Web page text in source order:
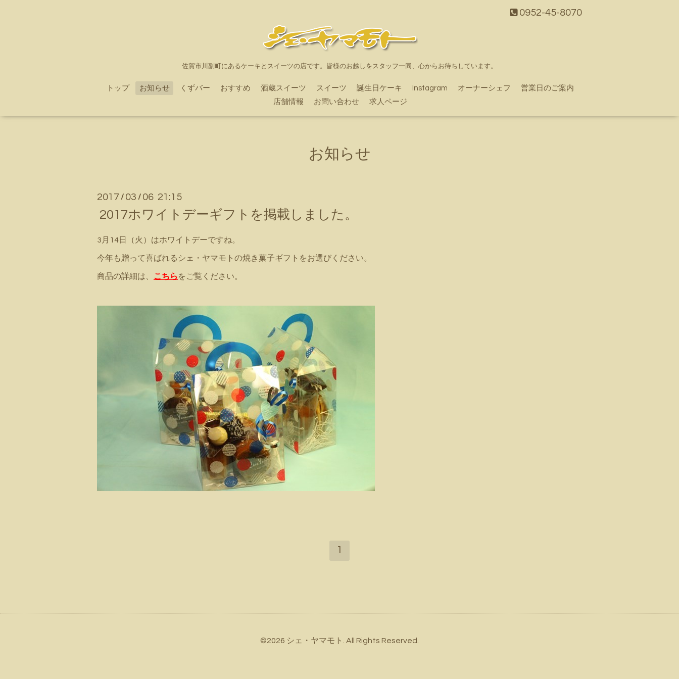
0952-45-8070
佐賀市川副町にあるケーキとスイーツの店です。皆様のお越しをスタッフ一同、心からお待ちしています。
トップ お知らせ くずバー おすすめ 酒蔵スイーツ スイーツ 誕生日ケーキ Instagram オーナーシェフ
営業日のご案内
店舗情報
お問い合わせ 求人ページ
お知らせ
2017 / 03 / 06 21:15
2017ホワイトデーギフトを掲載しました。
3月14日（火）はホワイトデーですね。
今年も贈って喜ばれるシェ・ヤマモトの焼き菓子ギフトをお選びください。
商品の詳細は、 こちら をご覧ください。
1
©2026 シェ・ヤマモト . All Rights Reserved.